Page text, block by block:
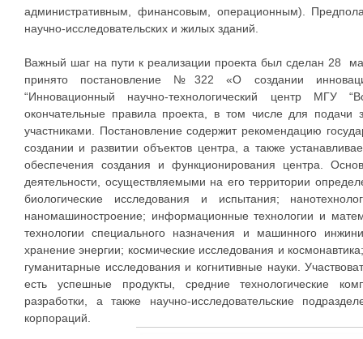
административным, финансовым, операционным).
научно-исследовательских и жилых зданий.
Важный шаг на пути к реализации проекта был сделан 28
принято постановление №322 «О создании
“Инновационный научно-технологический центр МГУ
окончательные правила проекта, в том числе для
участниками. Постановление содержит рекомендацию
создании и развитии объектов центра, а также
обеспечения создания и функционирования центра.
деятельности, осуществляемыми на его территории
биологические исследования и испытания;
наномашиностроение; информационные технологии и
технологии специального назначения и машинного
хранение энергии; космические исследования и
гуманитарные исследования и когнитивные науки.
есть успешные продукты, средние технологические
разработки, а также научно-исследовательские
корпораций.